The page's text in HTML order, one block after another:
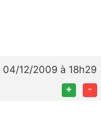
04/12/2009 à 18h29
+ -